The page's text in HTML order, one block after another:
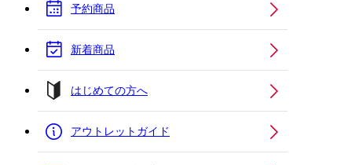
予約商品
新着商品
はじめての方へ
アウトレットガイド